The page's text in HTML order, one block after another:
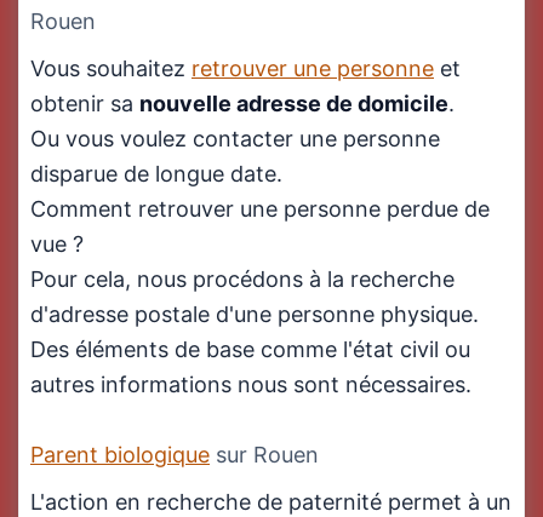
Rouen
Vous souhaitez retrouver une personne et
obtenir sa nouvelle adresse de domicile.
Ou vous voulez contacter une personne
disparue de longue date.
Comment retrouver une personne perdue de
vue ?
Pour cela, nous procédons à la recherche
d'adresse postale d'une personne physique.
Des éléments de base comme l'état civil ou
autres informations nous sont nécessaires.
Parent biologique sur Rouen
L'action en recherche de paternité permet à un